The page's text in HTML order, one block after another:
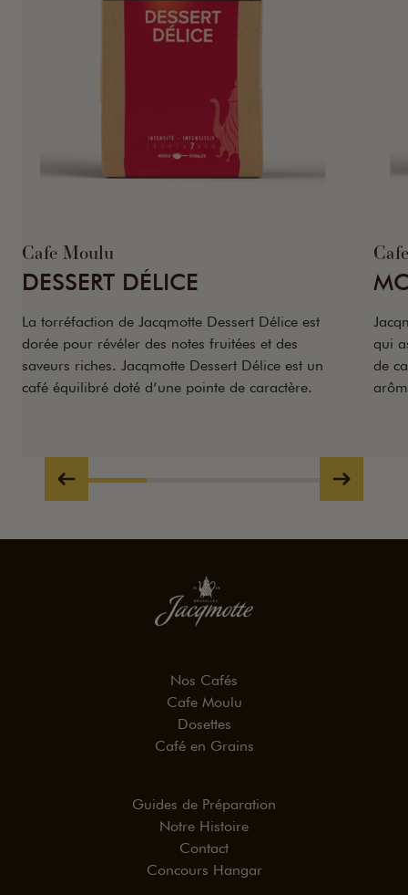
Cafe Moulu
DESSERT DÉLICE
La torréfaction de Jacqmotte Dessert Délice est
dorée pour révéler des notes fruitées et des
saveurs riches. Jacqmotte Dessert Délice est un
café équilibré doté d’une pointe de caractère.
qui
de
Nos Cafés
Cafe Moulu
Dosettes
Café en Grains
Guides de Préparation
Notre Histoire
Contact
Concours Hangar